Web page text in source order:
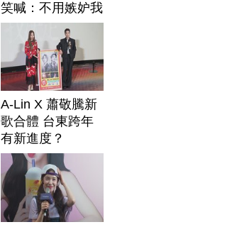
笑喊：不用嫉妒我
A-Lin X 蕭敬騰新
歌合體 台東跨年
有新進度？